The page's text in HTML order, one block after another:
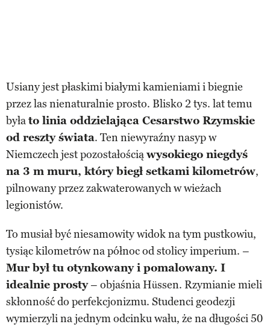
Usiany jest płaskimi białymi kamieniami i biegnie
przez las nienaturalnie prosto. Blisko 2 tys. lat temu
byłato linia oddzielająca Cesarstwo Rzymskie
od reszty świata. Ten niewyraźny nasyp w
Niemczech jest pozostałościąwysokiego niegdyś
na 3 m muru, który biegł setkami kilometrów,
pilnowany przez zakwaterowanych w wieżach
legionistów.
To musiał być niesamowity widok na tym pustkowiu,
tysiąc kilometrów na północ od stolicy imperium. –
Mur był tu otynkowany i pomalowany. I
idealnie prosty– objaśnia Hüssen. Rzymianie mieli
skłonność do perfekcjonizmu. Studenci geodezji
wymierzyli na jednym odcinku wału, że na długości 50